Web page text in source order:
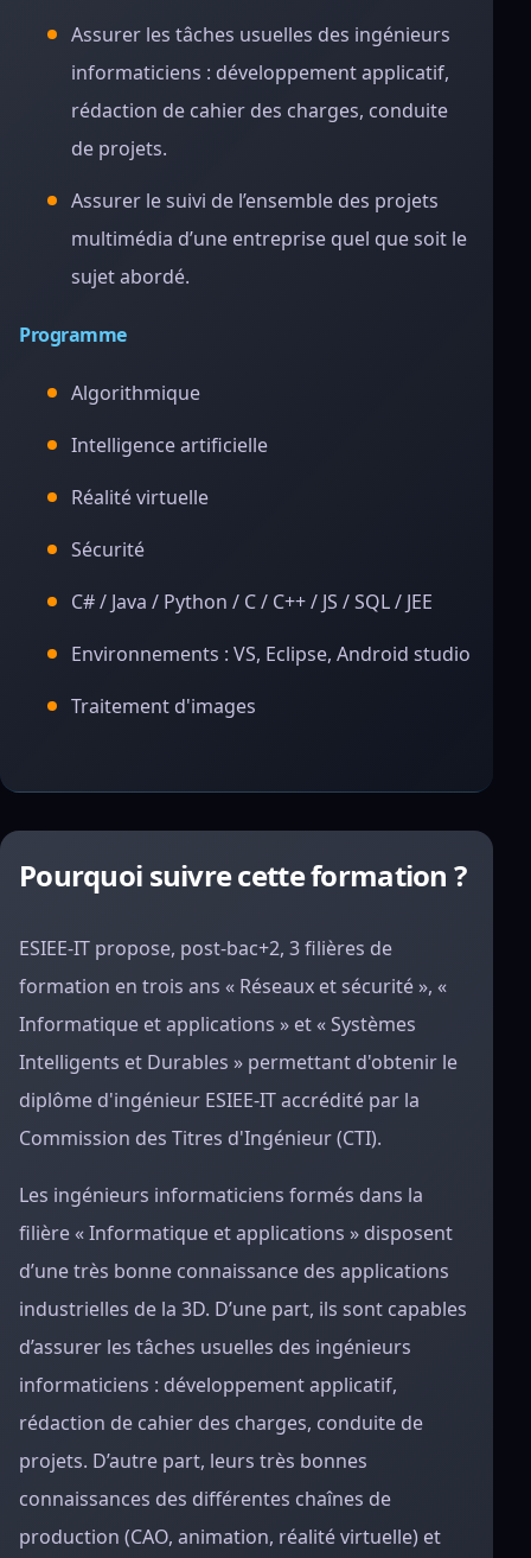
Assurer les tâches usuelles des ingénieurs
informaticiens : développement applicatif,
rédaction de cahier des charges, conduite
de projets.
Assurer le suivi de l’ensemble des projets
multimédia d’une entreprise quel que soit le
sujet abordé.
Programme
Algorithmique
Intelligence artificielle
Réalité virtuelle
Sécurité
C# / Java / Python / C / C++ / JS / SQL / JEE
Environnements : VS, Eclipse, Android studio
Traitement d'images
Pourquoi suivre cette formation ?
ESIEE-IT propose, post-bac+2, 3 filières de
formation en trois ans « Réseaux et sécurité », «
Informatique et applications » et « Systèmes
Intelligents et Durables » permettant d'obtenir le
diplôme d'ingénieur ESIEE-IT accrédité par la
Commission des Titres d'Ingénieur (CTI).
Les ingénieurs informaticiens formés dans la
filière « Informatique et applications » disposent
d’une très bonne connaissance des applications
industrielles de la 3D. D’une part, ils sont capables
d’assurer les tâches usuelles des ingénieurs
informaticiens : développement applicatif,
rédaction de cahier des charges, conduite de
projets. D’autre part, leurs très bonnes
connaissances des différentes chaînes de
production (CAO, animation, réalité virtuelle) et